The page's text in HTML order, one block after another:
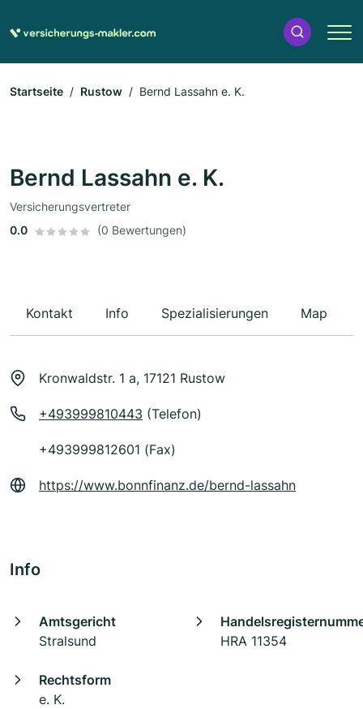
Startseite Rustow Bernd Lassahn e. K.
Bernd Lassahn e. K.
Versicherungsvertreter
0.0
(0 Bewertungen)
Kontakt Info Spezialisierungen Map
Kronwaldstr. 1 a, 17121 Rustow
+493999810443 (Telefon)
+493999812601 (Fax)
https://www.bonnfinanz.de/bernd-lassahn
Info
Amtsgericht
Stralsund
HRA 11354
Rechtsform
e. K.